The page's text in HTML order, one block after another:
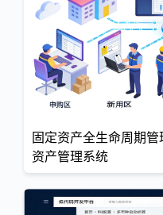
固定资产全生命周期
资产管理系统